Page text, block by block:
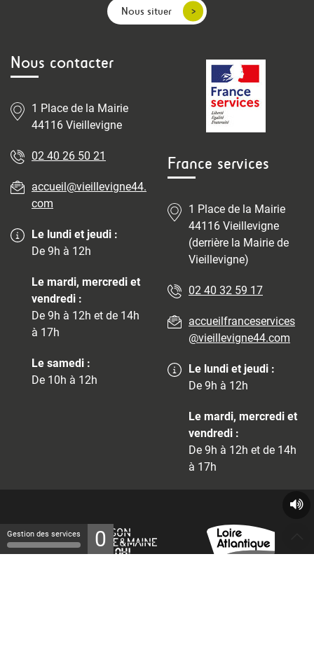
Nous situer
Nous contacter
1 Place de la Mairie
44116 Vieillevigne
02 40 26 50 21
accueil@vieillevigne44.
com
Le lundi et jeudi :
De 9h à 12h
Le mardi, mercredi et
vendredi :
De 9h à 12h et de 14h
à 17h
Le samedi :
De 10h à 12h
France services
1 Place de la Mairie
44116 Vieillevigne
(derrière la Mairie de
Vieillevigne)
02 40 32 59 17
accueilfranceservices
@vieillevigne44.com
Le lundi et jeudi :
De 9h à 12h
Le mardi, mercredi et
vendredi :
De 9h à 12h et de 14h
à 17h
Gestion des services 0